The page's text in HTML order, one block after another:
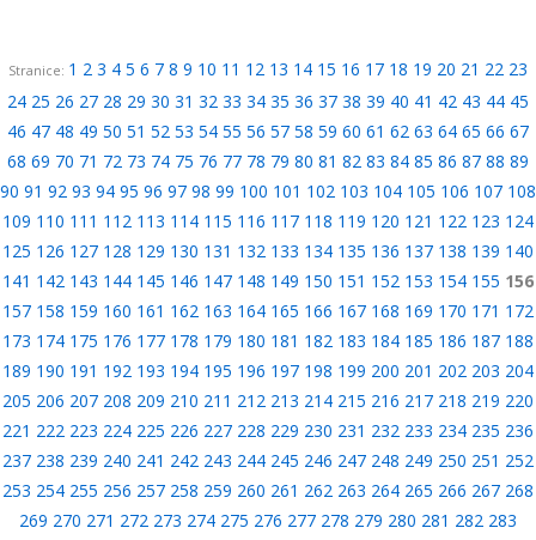
Stranice: 1 2 3 4 5 6 7 8 9 10 11 12 13 14 15 16 17 18 19 20 21 22 23
24 25 26 27 28 29 30 31 32 33 34 35 36 37 38 39 40 41 42 43 44 45
46 47 48 49 50 51 52 53 54 55 56 57 58 59 60 61 62 63 64 65 66 67
68 69 70 71 72 73 74 75 76 77 78 79 80 81 82 83 84 85 86 87 88 89
90 91 92 93 94 95 96 97 98 99 100 101 102 103 104 105 106 107 108
109 110 111 112 113 114 115 116 117 118 119 120 121 122 123 124
125 126 127 128 129 130 131 132 133 134 135 136 137 138 139 140
141 142 143 144 145 146 147 148 149 150 151 152 153 154 155 156
157 158 159 160 161 162 163 164 165 166 167 168 169 170 171 172
173 174 175 176 177 178 179 180 181 182 183 184 185 186 187 188
189 190 191 192 193 194 195 196 197 198 199 200 201 202 203 204
205 206 207 208 209 210 211 212 213 214 215 216 217 218 219 220
221 222 223 224 225 226 227 228 229 230 231 232 233 234 235 236
237 238 239 240 241 242 243 244 245 246 247 248 249 250 251 252
253 254 255 256 257 258 259 260 261 262 263 264 265 266 267 268
269 270 271 272 273 274 275 276 277 278 279 280 281 282 283